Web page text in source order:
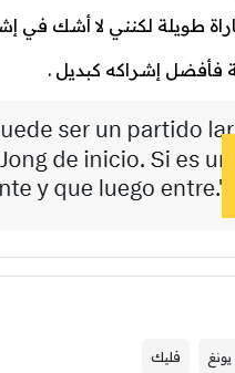
طويلة لكنني لا أشك في
فأفضل إشراكه كبديل .
فليك